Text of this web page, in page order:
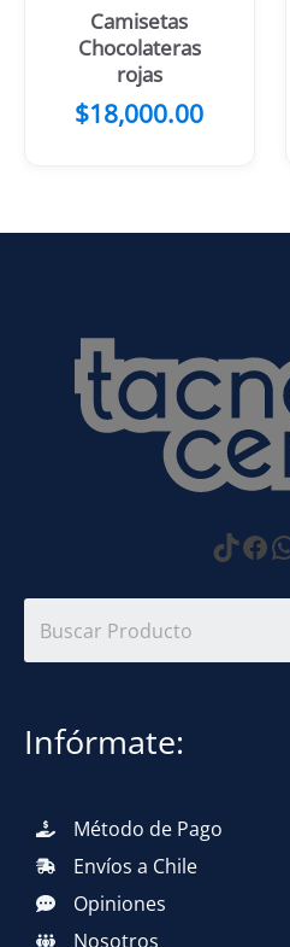
Camisetas
Chocolateras
rojas
$18,000.00
Infórmate:
Método de Pago
Envíos a Chile
Opiniones
Nosotros